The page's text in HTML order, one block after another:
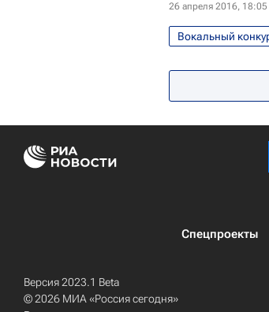
26 апреля 2016, 18:05
Вокальный
Спецпроекты
Версия 2023.1 Beta
© 2026 МИА «Россия сегодня»